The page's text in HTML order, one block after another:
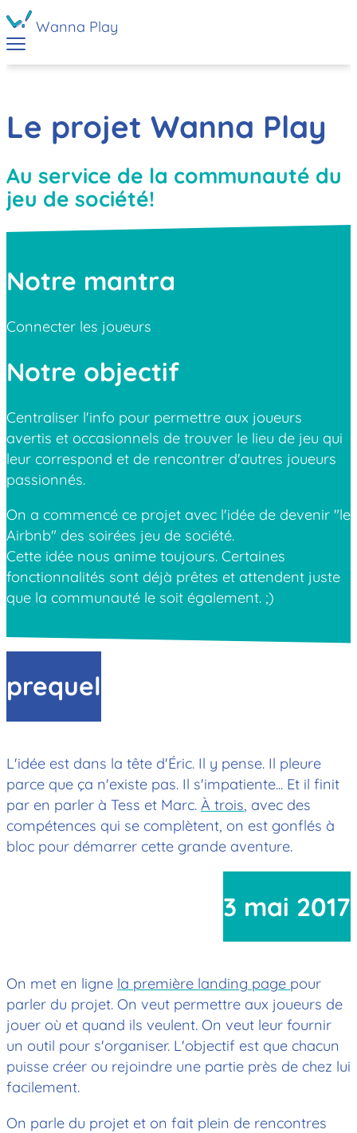
Wanna Play
Le projet Wanna Play
Au service de la communauté du
jeu de société!
Notre mantra
Connecter les joueurs
Notre objectif
Centraliser l'info pour permettre aux joueurs
avertis et occasionnels de trouver le lieu de jeu qui
leur correspond et de rencontrer d'autres joueurs
passionnés.
On a commencé ce projet avec l'idée de devenir "le
Airbnb" des soirées jeu de société.
Cette idée nous anime toujours. Certaines
fonctionnalités sont déjà prêtes et attendent juste
que la communauté le soit également. ;)
prequel
L'idée est dans la tête d'Éric. Il y pense. Il pleure
parce que ça n'existe pas. Il s'impatiente... Et il finit
par en parler à Tess et Marc. À trois, avec des
compétences qui se complètent, on est gonflés à
bloc pour démarrer cette grande aventure.
3 mai 2017
On met en ligne la première landing page pour
parler du projet. On veut permettre aux joueurs de
jouer où et quand ils veulent. On veut leur fournir
un outil pour s'organiser. L'objectif est que chacun
puisse créer ou rejoindre une partie près de chez lui
facilement.
On parle du projet et on fait plein de rencontres